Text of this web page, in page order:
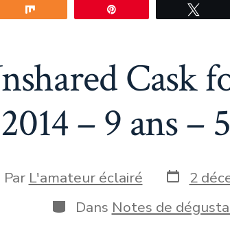
Cask
2014 – 9 ans –
Par L'amateur éclairé Date
de
2
Catégories
Dans Notes de